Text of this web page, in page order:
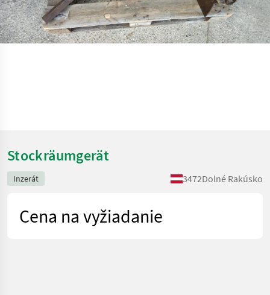
Stockräumgerät
Inzerát 3472Dolné Rakúsko
Cena na vyžiadanie